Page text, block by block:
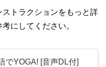
トラクションをもっと詳
にしてください。
でYOGA! [音声DL付]